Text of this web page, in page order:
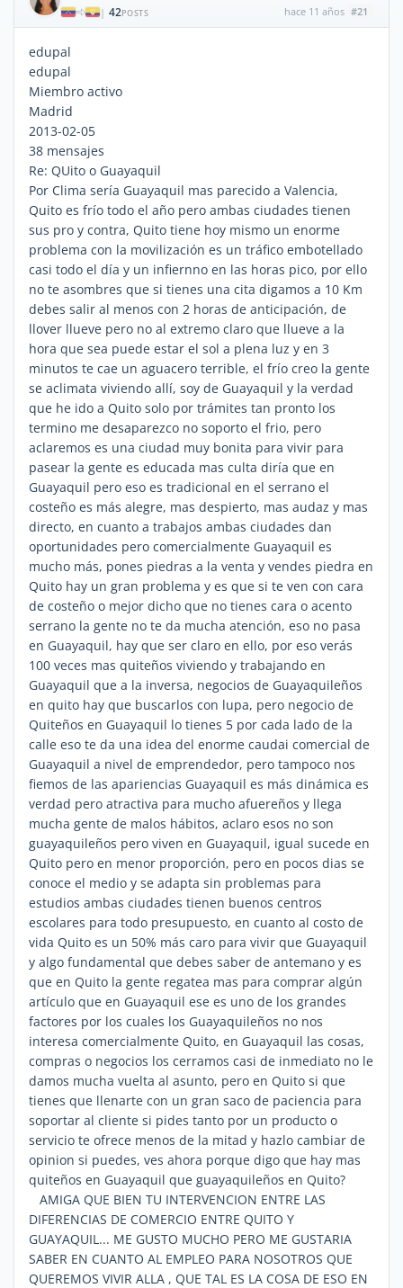
| 42POSTS hace 11 años #21
edupal
edupal
Miembro activo
Madrid
2013-02-05
38 mensajes
Re: QUito o Guayaquil
Por Clima sería Guayaquil mas parecido a Valencia,
Quito es frío todo el año pero ambas ciudades tienen
sus pro y contra, Quito tiene hoy mismo un enorme
problema con la movilización es un tráfico embotellado
casi todo el día y un infiernno en las horas pico, por ello
no te asombres que si tienes una cita digamos a 10 Km
debes salir al menos con 2 horas de anticipación, de
llover llueve pero no al extremo claro que llueve a la
hora que sea puede estar el sol a plena luz y en 3
minutos te cae un aguacero terrible, el frío creo la gente
se aclimata viviendo allí, soy de Guayaquil y la verdad
que he ido a Quito solo por trámites tan pronto los
termino me desaparezco no soporto el frio, pero
aclaremos es una ciudad muy bonita para vivir para
pasear la gente es educada mas culta diría que en
Guayaquil pero eso es tradicional en el serrano el
costeño es más alegre, mas despierto, mas audaz y mas
directo, en cuanto a trabajos ambas ciudades dan
oportunidades pero comercialmente Guayaquil es
mucho más, pones piedras a la venta y vendes piedra en
Quito hay un gran problema y es que si te ven con cara
de costeño o mejor dicho que no tienes cara o acento
serrano la gente no te da mucha atención, eso no pasa
en Guayaquil, hay que ser claro en ello, por eso verás
100 veces mas quiteños viviendo y trabajando en
Guayaquil que a la inversa, negocios de Guayaquileños
en quito hay que buscarlos con lupa, pero negocio de
Quiteños en Guayaquil lo tienes 5 por cada lado de la
calle eso te da una idea del enorme caudai comercial de
Guayaquil a nivel de emprendedor, pero tampoco nos
fiemos de las apariencias Guayaquil es más dinámica es
verdad pero atractiva para mucho afuereños y llega
mucha gente de malos hábitos, aclaro esos no son
guayaquileños pero viven en Guayaquil, igual sucede en
Quito pero en menor proporción, pero en pocos dias se
conoce el medio y se adapta sin problemas para
estudios ambas ciudades tienen buenos centros
escolares para todo presupuesto, en cuanto al costo de
vida Quito es un 50% más caro para vivir que Guayaquil
y algo fundamental que debes saber de antemano y es
que en Quito la gente regatea mas para comprar algún
artículo que en Guayaquil ese es uno de los grandes
factores por los cuales los Guayaquileños no nos
interesa comercialmente Quito, en Guayaquil las cosas,
compras o negocios los cerramos casi de inmediato no le
damos mucha vuelta al asunto, pero en Quito si que
tienes que llenarte con un gran saco de paciencia para
soportar al cliente si pides tanto por un producto o
servicio te ofrece menos de la mitad y hazlo cambiar de
opinion si puedes, ves ahora porque digo que hay mas
quiteños en Guayaquil que guayaquileños en Quito?
AMIGA QUE BIEN TU INTERVENCION ENTRE LAS
DIFERENCIAS DE COMERCIO ENTRE QUITO Y
GUAYAQUIL... ME GUSTO MUCHO PERO ME GUSTARIA
SABER EN CUANTO AL EMPLEO PARA NOSOTROS QUE
QUEREMOS VIVIR ALLA , QUE TAL ES LA COSA DE ESO EN